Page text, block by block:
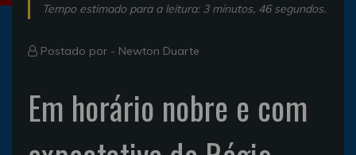
Tempo estimado para a leitura: 3 minutos, 46 segundos.
Postado por - Newton Duarte
Em horário nobre e com